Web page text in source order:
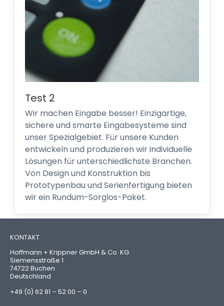
Test 2
Wir machen Eingabe besser! Einzigartige,
sichere und smarte Eingabesysteme sind
unser Spezialgebiet. Für unsere Kunden
entwickeln und produzieren wir individuelle
Lösungen für unterschiedlichste Branchen.
Von Design und Konstruktion bis
Prototypenbau und Serienfertigung bieten
wir ein Rundum-Sorglos-Paket.
KONTAKT
Hoffmann + Krippner GmbH & Co. KG
Siemensstraße 1
74722 Buchen
Deutschland
+49 (0) 62 81 – 52 00 – 0